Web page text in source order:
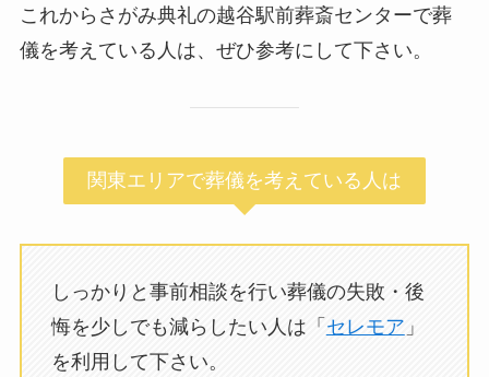
これからさがみ典礼の越谷駅前葬斎センターで葬
儀を考えている人は、ぜひ参考にして下さい。
関東エリアで葬儀を考えている人は
しっかりと事前相談を行い葬儀の失敗・後
悔を少しでも減らしたい人は「 セレモア 」
を利用して下さい。